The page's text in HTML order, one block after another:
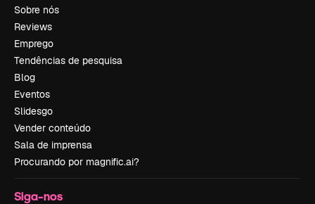
Sobre nós
Reviews
Emprego
Tendências de pesquisa
Blog
Eventos
Slidesgo
Vender conteúdo
Sala de imprensa
Procurando por magnific.ai?
Siga-nos